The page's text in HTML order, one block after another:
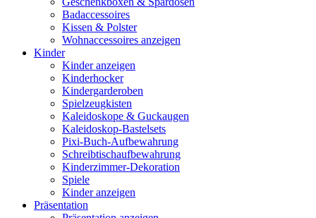
Badaccessoires
Kissen & Polster
Wohnaccessoires anzeigen
Kinder
Kinder anzeigen
Kinderhocker
Kindergarderoben
Spielzeugkisten
Kaleidoskope & Guckaugen
Kaleidoskop-Bastelsets
Pixi-Buch-Aufbewahrung
Schreibtischaufbewahrung
Kinderzimmer-Dekoration
Spiele
Kinder anzeigen
Präsentation